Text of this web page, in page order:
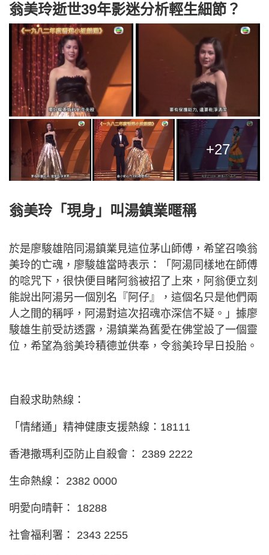
翁美玲逝世39年影迷分析輕生細節？
+27
翁美玲「現身」叫湯鎮業暱稱
於是廖駿雄陪同湯鎮業見這位茅山師傅，希望召喚翁
美玲的亡魂，廖駿雄當時表示：「阿湯同樣地在師傅
的唸咒下，很快便目睹阿翁被招了上來，阿翁便立刻
能說出阿湯另一個別名『阿仔』，這個名只是他們兩
人之間的稱呼，阿湯對這次招魂亦深信不疑。」據廖
駿雄生前受訪透露，湯鎮業為舊愛在佛堂設了一個靈
位，希望為翁美玲積德並供奉，令翁美玲早日投胎。
自殺求助熱線：
「情緒通」精神健康支援熱線：18111
香港撒瑪利亞防止自殺會： 2389 2222
生命熱線： 2382 0000
明愛向晴軒： 18288
社會福利署： 2343 2255